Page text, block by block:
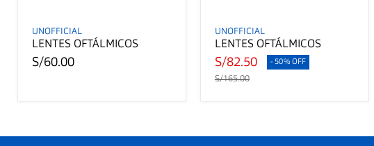
UNOFFICIAL
LENTES OFTÁLMICOS
S/60.00
UNOFFICIAL
LENTES OFTÁLMICOS
S/82.50 - 50% OFF
S/165.00